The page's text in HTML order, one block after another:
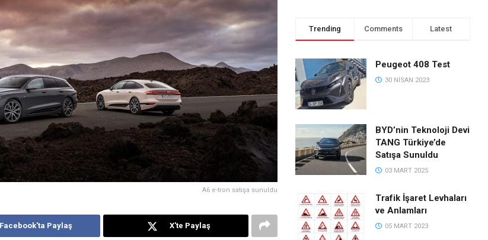
A6 e-tron satışa sunuldu
Facebook'ta Paylaş X'te Paylaş
Trending Comments Latest
Peugeot 408 Test
30 NISAN 2023
BYD’nin Teknoloji Devi
TANG Türkiye’de
Satışa Sunuldu
03 MART 2025
Trafik İşaret Levhaları
ve Anlamları
05 MART 2023